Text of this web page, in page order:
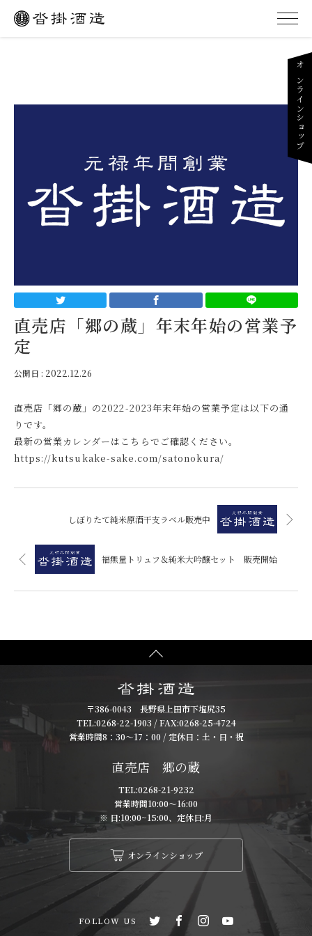
オンラインショップ
直売店「郷の蔵」年末年始の営業予
定
公開日 : 2022.12.26
直売店「郷の蔵」の2022-2023年末年始の営業予定は以下の通
りです。
最新の営業カレンダーはこちらでご確認ください。
https://kutsukake-sake.com/satonokura/
しぼりたて純米原酒干支ラベル販売中
福無量トリュフ＆純米大吟醸セット 販売開始
〒386-0043 長野県上田市下塩尻35
TEL:0268-22-1903 / FAX:0268-25-4724
営業時間8：30～17：00 / 定休日：土・日・祝
直売店 郷の蔵
TEL:0268-21-9232
営業時間10:00～16:00
※ 日:10:00~15:00、定休日:月
オンラインショップ
FOLLOW US